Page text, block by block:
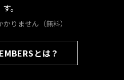
す。
りません（無料）
とは？